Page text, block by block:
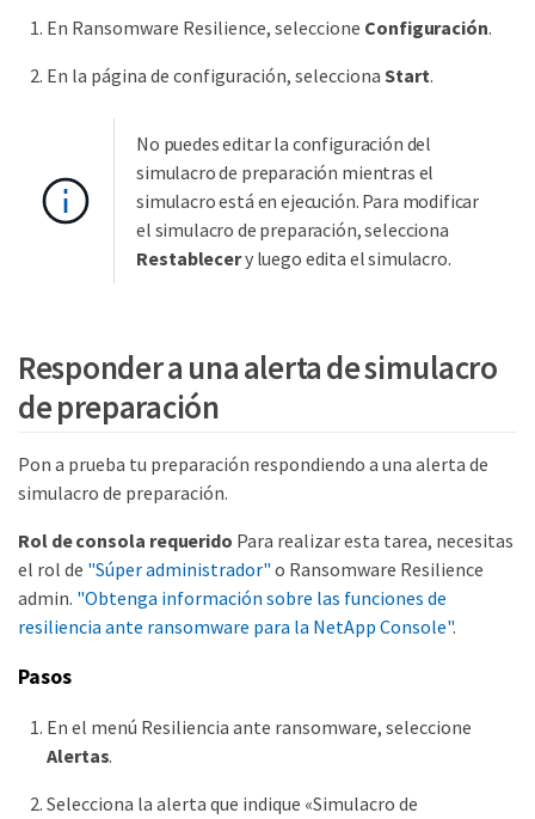
En Ransomware Resilience, seleccione Configuración.
En la página de configuración, selecciona Start.
No puedes editar la configuración del
simulacro de preparación mientras el
simulacro está en ejecución. Para modificar
el simulacro de preparación, selecciona
Restablecery luego edita el simulacro.
Responder a una alerta de simulacro
de preparación
Pon a prueba tu preparación respondiendo a una alerta de
simulacro de preparación.
Rol de consola requerido Para realizar esta tarea, necesitas
el rol de "Súper administrador" o Ransomware Resilience
admin. "Obtenga información sobre las funciones de
resiliencia ante ransomware para la NetApp Console".
Pasos
En el menú Resiliencia ante ransomware, seleccione
Alertas.
Selecciona la alerta que indique «Simulacro de